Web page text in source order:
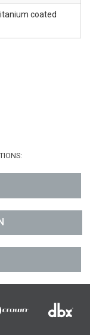
coated